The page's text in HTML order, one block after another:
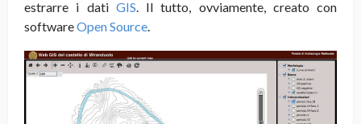
estrarre i dati GIS. Il tutto, ovviamente, creato con
softwareOpen Source.